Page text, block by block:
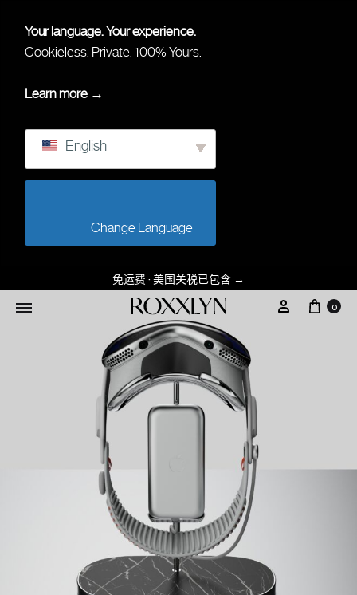
Your language. Your experience.
Cookieless. Private. 100% Yours.
Learn more →
English
免运费 · 美国关税已包含 →
0